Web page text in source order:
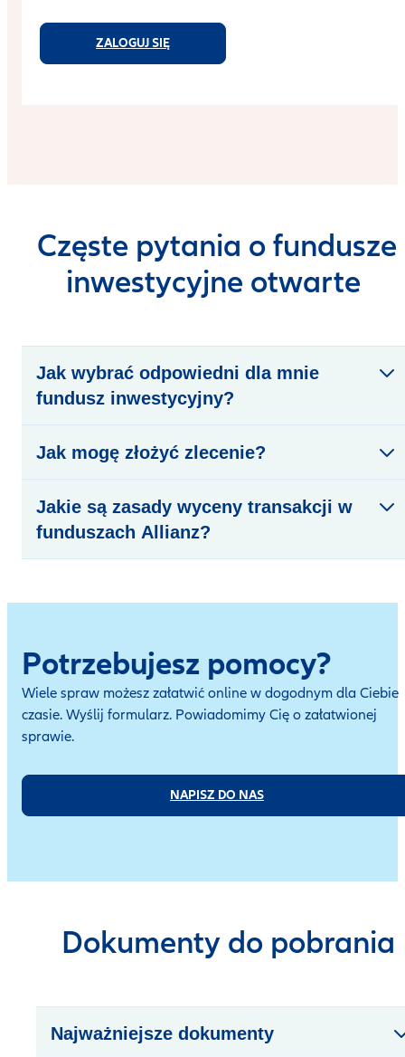
ZALOGUJ SIĘ
Częste pytania o fundusze
inwestycyjne otwarte
Jak wybrać odpowiedni dla mnie
fundusz inwestycyjny?
Jak mogę złożyć zlecenie?
Jakie są zasady wyceny transakcji w
funduszach Allianz?
Potrzebujesz pomocy?
Wiele spraw możesz załatwić online w dogodnym dla Ciebie
czasie. Wyślij formularz. Powiadomimy Cię o załatwionej
sprawie.
NAPISZ DO NAS
Dokumenty do pobrania
Najważniejsze dokumenty